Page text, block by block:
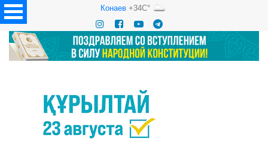
Конаев+34C°